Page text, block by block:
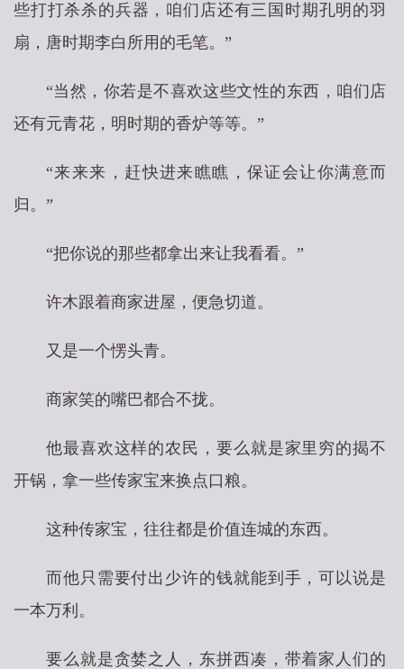
些打打杀杀的兵器，咱们店还有三国时期孔明的羽
扇，唐时期李白所用的毛笔。”
“当然，你若是不喜欢这些文性的东西，咱们店
还有元青花，明时期的香炉等等。”
“来来来，赶快进来瞧瞧，保证会让你满意而
归。”
“把你说的那些都拿出来让我看看。”
许木跟着商家进屋，便急切道。
又是一个愣头青。
商家笑的嘴巴都合不拢。
他最喜欢这样的农民，要么就是家里穷的揭不
开锅，拿一些传家宝来换点口粮。
这种传家宝，往往都是价值连城的东西。
而他只需要付出少许的钱就能到手，可以说是
一本万利。
要么就是贪婪之人，东拼西凑，带着家人们的